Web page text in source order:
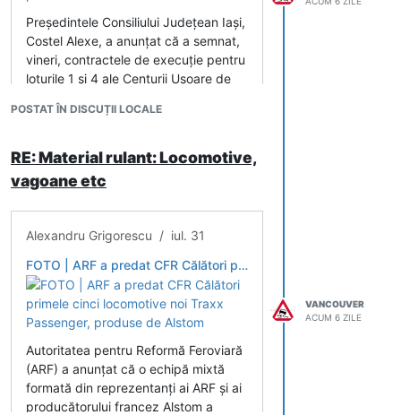
Preşedintele Consiliului Judeţean Iaşi,
Costel Alexe, a anunţat că a semnat,
vineri, contractele de execuţie pentru
loturile 1 şi 4 ale Centurii Uşoare de
Iași.
POSTAT ÎN DISCUȚII LOCALE
RE: Material rulant: Locomotive,
vagoane etc
Alexandru Grigorescu / iul. 31
FOTO | ARF a predat CFR Călători primele cinci locomotive noi Traxx Passenger, produse de Alstom
Autoritatea pentru Reformă Feroviară
(ARF) a anunțat că o echipă mixtă
formată din reprezentanți ai ARF și ai
producătorului francez Alstom a
VANCOUVER
ACUM 6 ZILE